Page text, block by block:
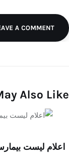
A COMMENT
Also Like
اعلام لیست